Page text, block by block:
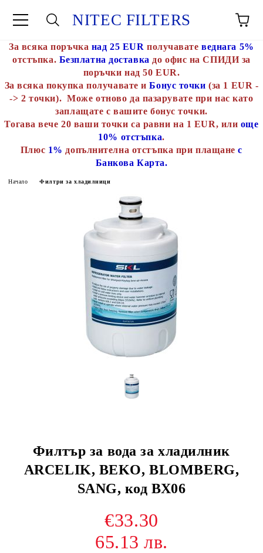
NITEC FILTERS
За всяка поръчка над 25 EUR получавате веднага 5%
отстъпка. Безплатна доставка до офис на СПИДИ за
поръчки над 50 EUR.
За всяка покупка получавате иБонус точки (за 1 EUR -
-> 2 точки). Може отново да пазарувате при нас като
заплащате с вашите бонус точки.
Тогава вече 20 ваши точки са равни на 1 EUR, или още
10% отстъпка.
Плюс 1% допълнителна отстъпка при плащанес
Банкова Карта.
Начало Филтри за хладилници
Филтър за вода за хладилник
ARCELIK, BEKO, BLOMBERG,
SANG, код ВХ06
€33.30
65.13 лв.